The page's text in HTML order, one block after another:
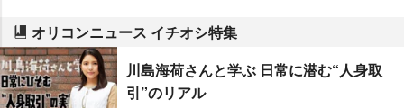
オリコンニュース イチオシ特集
川島海荷さんと学ぶ 日常に潜む“人身取
引”のリアル